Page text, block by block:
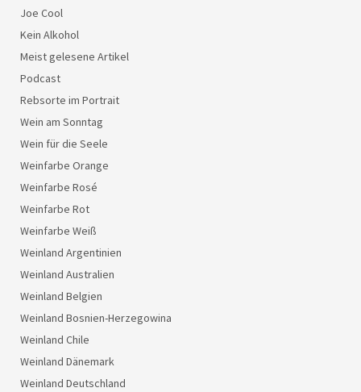
Joe Cool
Kein Alkohol
Meist gelesene Artikel
Podcast
Rebsorte im Portrait
Wein am Sonntag
Wein für die Seele
Weinfarbe Orange
Weinfarbe Rosé
Weinfarbe Rot
Weinfarbe Weiß
Weinland Argentinien
Weinland Australien
Weinland Belgien
Weinland Bosnien-Herzegowina
Weinland Chile
Weinland Dänemark
Weinland Deutschland